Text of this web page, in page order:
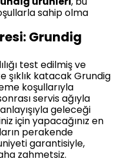
sahip olma
Grundig
test edilmiş ve
şıklık katacak Grundig
koşullarıyla
servis ağıyla
geleceği
için yapacağınız en
perakende
garantisiyle,
zahmetsiz.